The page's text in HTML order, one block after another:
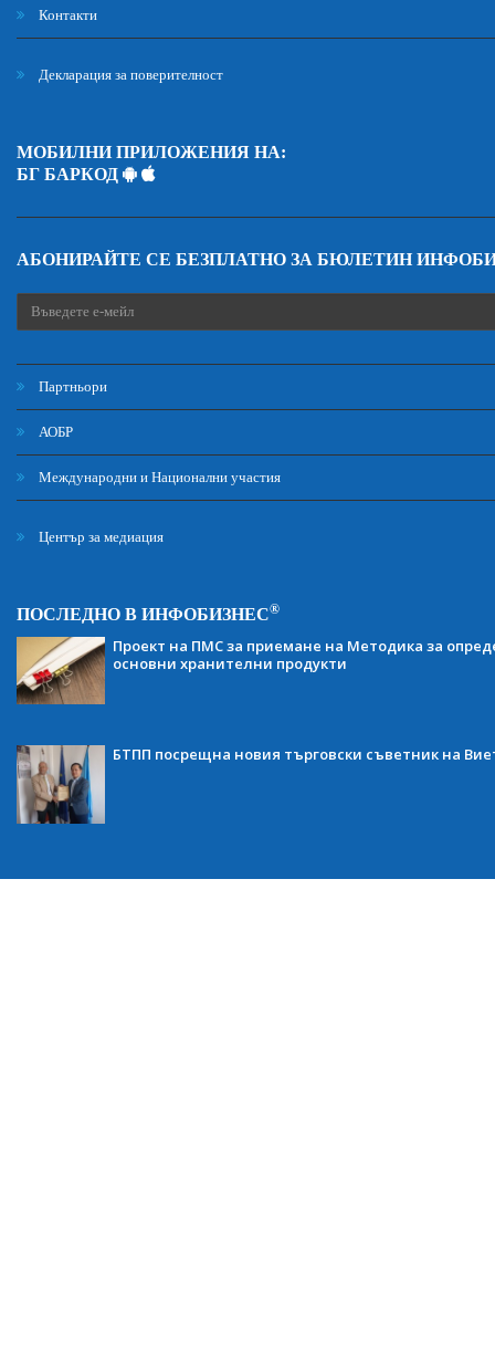
Контакти
Декларация за поверителност
МОБИЛНИ ПРИЛОЖЕНИЯ НА:
БГ БАРКОД
АБОНИРАЙТЕ СЕ БЕЗПЛАТНО ЗА БЮЛЕТИН
Партньори
АОБР
Международни и Национални участия
Център за медиация
ПОСЛЕДНО В ИНФОБИЗНЕС®
Проект на ПМС за приемане на Методика за
основни хранителни продукти
БТПП посрещна новия търговски съветник на